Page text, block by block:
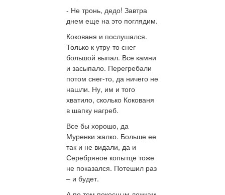
- Не тронь, дедо! Завтра
днем еще на это поглядим.
Кокованя и послушался.
Только к утру-то снег
большой выпал. Все камни
и засыпало. Перегребали
потом снег-то, да ничего не
нашли. Ну, им и того
хватило, сколько Кокованя
в шапку нагреб.
Все бы хорошо, да
Муренки жалко. Больше ее
так и не видали, да и
Серебряное копытце тоже
не показался. Потешил раз
– и будет.